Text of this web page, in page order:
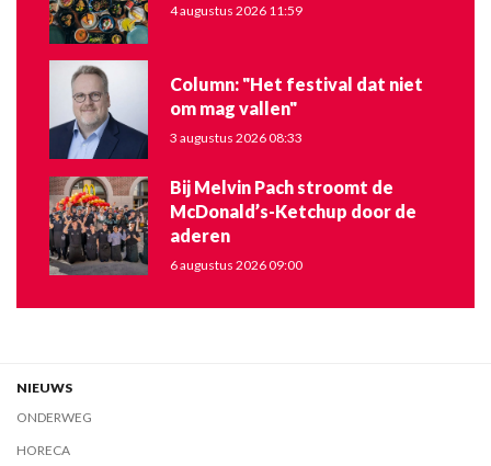
4 augustus 2026 11:59
Column: "Het festival dat niet
om mag vallen"
3 augustus 2026 08:33
Bij Melvin Pach stroomt de
McDonald’s-Ketchup door de
aderen
6 augustus 2026 09:00
NIEUWS
ONDERWEG
HORECA